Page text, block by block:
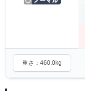
重さ：460.0kg